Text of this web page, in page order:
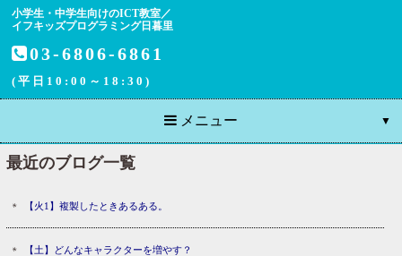
小学生・中学生向けのICT教室／
イフキッズプログラミング日暮里
03-6806-6861
(平日10:00～18:30)
メニュー
最近のブログ一覧
【火1】複製したときあるある。
【土】どんなキャラクターを増やす？